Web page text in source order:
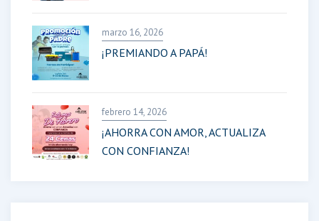
marzo 16, 2026
¡PREMIANDO A PAPÁ!
febrero 14, 2026
¡AHORRA CON AMOR, ACTUALIZA
CON CONFIANZA!